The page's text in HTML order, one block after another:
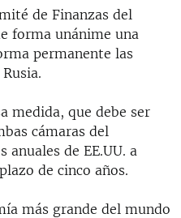
de Finanzas del
forma unánime una
permanente las
medida, que debe ser
cámaras del
anuales de EE.UU. a
de cinco años.
más grande del mundo